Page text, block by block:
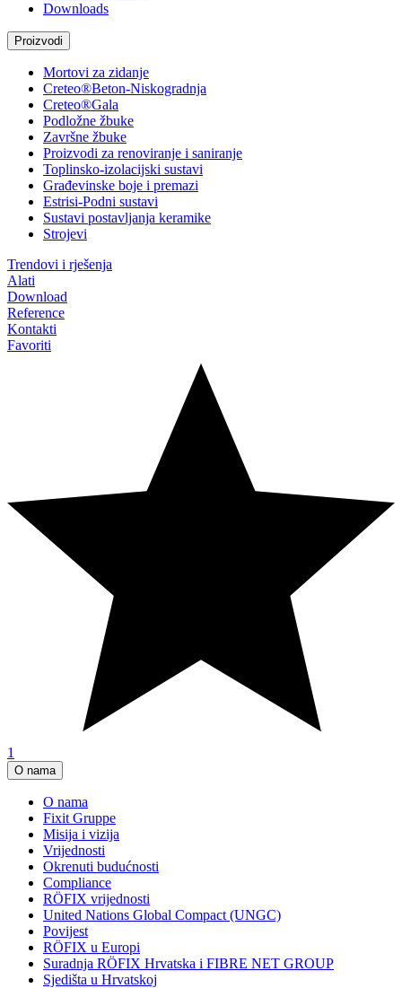
Downloads
Proizvodi
Mortovi za zidanje
Creteo®Beton-Niskogradnja
Creteo®Gala
Podložne žbuke
Završne žbuke
Proizvodi za renoviranje i saniranje
Toplinsko-izolacijski sustavi
Građevinske boje i premazi
Estrisi-Podni sustavi
Sustavi postavljanja keramike
Strojevi
Trendovi i rješenja
Alati
Download
Reference
Kontakti
Favoriti
1
O nama
O nama
Fixit Gruppe
Misija i vizija
Vrijednosti
Okrenuti budućnosti
Compliance
RÖFIX vrijednosti
United Nations Global Compact (UNGC)
Povijest
RÖFIX u Europi
Suradnja RÖFIX Hrvatska i FIBRE NET GROUP
Sjedišta u Hrvatskoj